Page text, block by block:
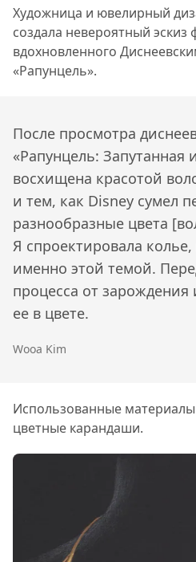
Художница и ювелирный
создала невероятный эскиз
вдохновленного
«Рапунцель».
После просмотра
«Рапунцель: Запутанная
восхищена красотой
и тем, как Disney сумел
разнообразные цвета
Я спроектировала
именно этой темой.
процесса от
ее в цвете.
Wooa Kim
Использованные
цветные карандаши.